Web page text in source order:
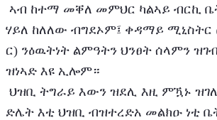
ሃይለ ከለለው ብግደኦም፤ ቀዳማይ
ር) ንዕዉትነት ልምዓትን ህንፀት ሰላምን
ዝነኣድ እዩ ኢሎም።
ድሌት እቲ ህዝቢ ብዝተረድአ መልክዑ ነቲ